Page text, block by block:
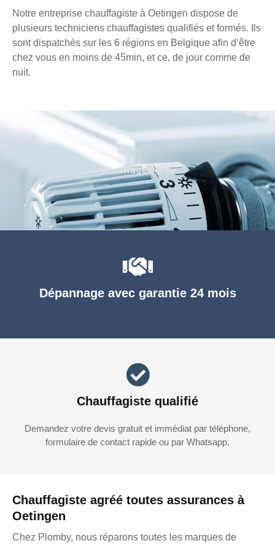
Notre entreprise chauffagiste à Oetingen dispose de
plusieurs techniciens chauffagistes qualifiés et formés. Ils
sont dispatchés sur les 6 régions en Belgique afin d’être
chez vous en moins de 45min, et ce, de jour comme de
nuit.
Chauffagiste agréé toutes assurances à
Oetingen
Chez Plomby, nous réparons toutes les marques de
Dépannage avec garantie 24 mois
Chauffagiste qualifié
Demandez votre devis gratuit et immédiat par téléphone,
formulaire de contact rapide ou par Whatsapp.
Chauffage agréé